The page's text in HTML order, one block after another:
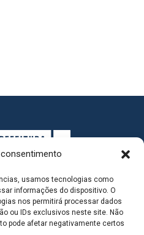
usamos tecnologias como
informações do dispositivo. O
nos permitirá processar dados
ou IDs exclusivos neste site. Não
pode afetar negativamente certos